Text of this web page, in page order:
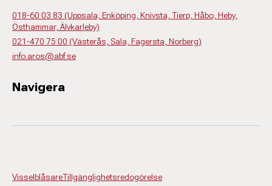
018-60 03 83 (Uppsala, Enköping, Knivsta, Tierp, Håbo, Heby,
Östhammar, Älvkarleby)
021-470 75 00 (Västerås, Sala, Fagersta, Norberg)
info.aros@abf.se
Navigera
VisselblåsareTillgänglighetsredogörelse